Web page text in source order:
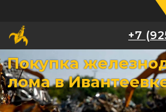
+7
+7
Покупка
лома в